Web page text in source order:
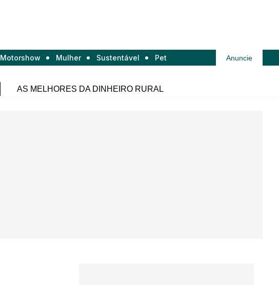
Motorshow Mulher Sustentável Pet Anuncie
AS MELHORES DA DINHEIRO RURAL